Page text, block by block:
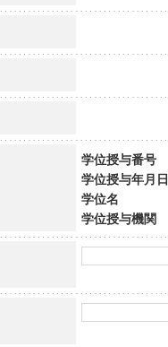
学位授与番号
学位授与年月日
学位名
学位授与機関